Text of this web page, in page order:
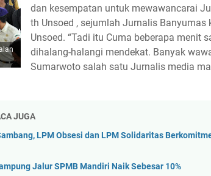
dan kesempatan untuk mewawancarai
th Unsoed , sejumlah Jurnalis Banyumas
Unsoed. “Tadi itu Cuma beberapa menit
dihalang-halangi mendekat. Banyak
Sumarwoto salah satu Jurnalis media
JUGA
LPM Obsesi dan LPM Solidaritas
Jalur SPMB Mandiri Naik Sebesar 10%